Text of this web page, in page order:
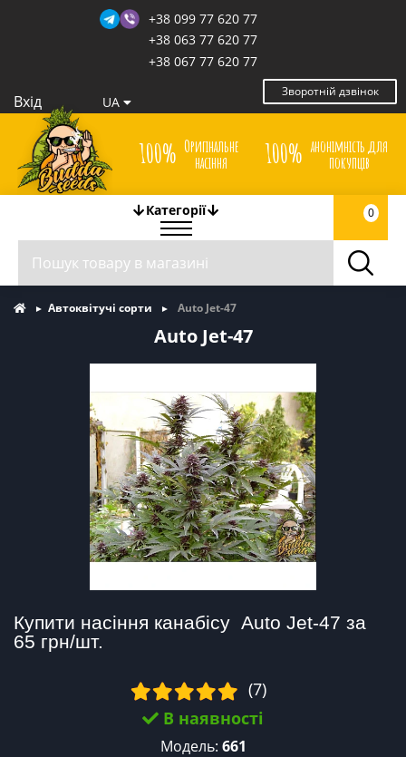
+38 099 77 620 77
+38 063 77 620 77
+38 067 77 620 77
Зворотній дзвінок
Вхід UA
100% Оригінальне
насіння
100% анонімність для
покупців
Категорії 0
Автоквітучі сорти Auto Jet-47
Auto Jet-47
Купити насіння канабісу  Auto Jet-47 за
65 грн/шт.
(7)
В наявності
Модель: 661